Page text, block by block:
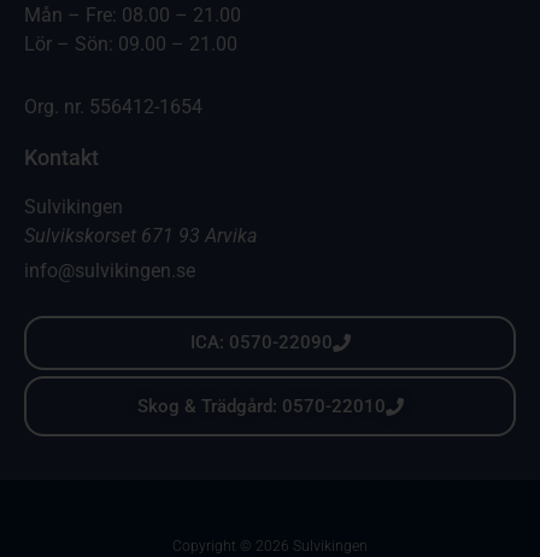
Mån – Fre: 08.00 – 21.00
Lör – Sön: 09.00 – 21.00
Org. nr. 556412-1654
Kontakt
Sulvikingen
Sulvikskorset 671 93 Arvika
info@sulvikingen.se
ICA: 0570-22090
Skog & Trädgård: 0570-22010
Copyright © 2026 Sulvikingen